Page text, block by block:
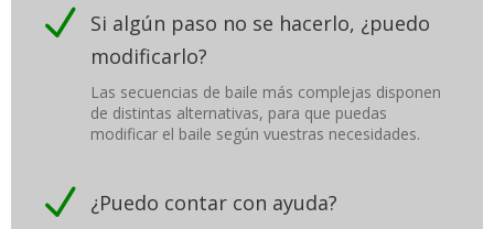
N Si algún paso no se hacerlo, ¿puedo
modificarlo?
Las secuencias de baile más complejas disponen
de distintas alternativas, para que puedas
modificar el baile según vuestras necesidades.
N ¿Puedo contar con ayuda?